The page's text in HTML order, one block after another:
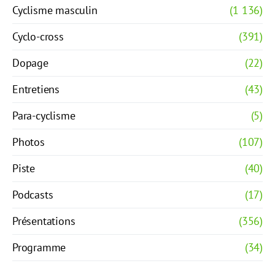
Cyclisme masculin
(1 136)
Cyclo-cross
(391)
Dopage
(22)
Entretiens
(43)
Para-cyclisme
(5)
Photos
(107)
Piste
(40)
Podcasts
(17)
Présentations
(356)
Programme
(34)